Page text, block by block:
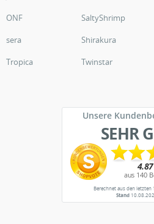
ONF
SaltyShrimp
sera
Shirakura
Tropica
Twinstar
Unsere
SEHR
Berechnet aus den letzten
Stand